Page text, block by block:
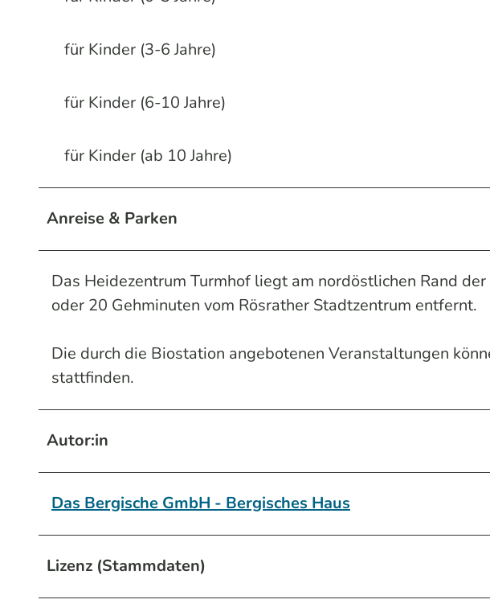
für Kinder (3-6 Jahre)
für Kinder (6-10 Jahre)
für Kinder (ab 10 Jahre)
Anreise & Parken
Das Heidezentrum Turmhof liegt am nordöstlichen Rand
oder 20 Gehminuten vom Rösrather Stadtzentrum entfernt.
Die durch die Biostation angebotenen Veranstaltungen
stattfinden.
Autor:in
Das Bergische GmbH - Bergisches Haus
Lizenz (Stammdaten)